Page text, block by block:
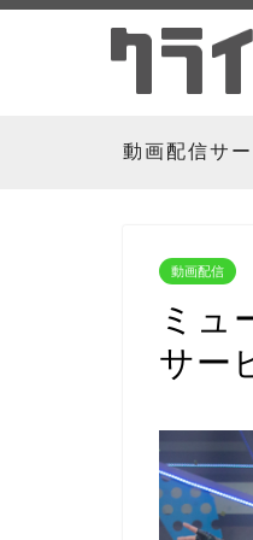
動画配信サ
動画配信
ミュ
サー